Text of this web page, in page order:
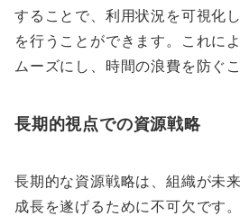
することで、利用状況を可視化
を行うことができます。これに
ムーズにし、時間の浪費を防ぐ
長期的視点での資源戦略
長期的な資源戦略は、組織が未
成長を遂げるために不可欠です